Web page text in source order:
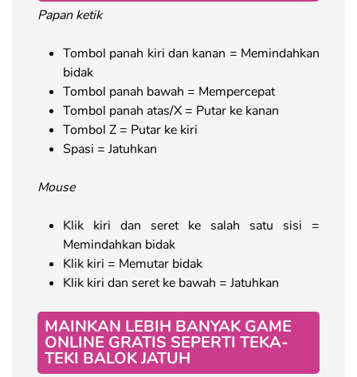
Papan ketik
Tombol panah kiri dan kanan = Memindahkan
bidak
Tombol panah bawah = Mempercepat
Tombol panah atas/X = Putar ke kanan
Tombol Z = Putar ke kiri
Spasi = Jatuhkan
Mouse
Klik kiri dan seret ke salah satu sisi =
Memindahkan bidak
Klik kiri = Memutar bidak
Klik kiri dan seret ke bawah = Jatuhkan
MAINKAN LEBIH BANYAK GAME
ONLINE GRATIS SEPERTI TEKA-
TEKI BALOK JATUH